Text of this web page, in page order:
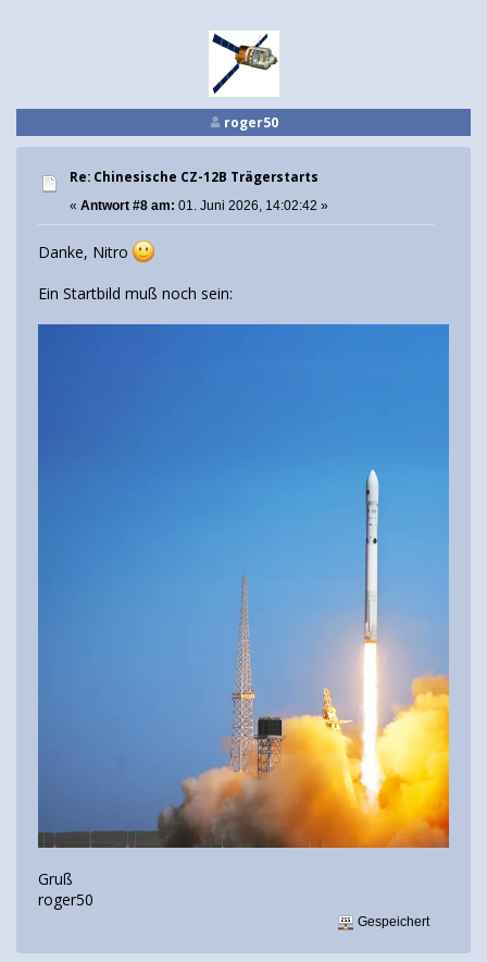
roger50
Re: Chinesische CZ-12B Trägerstarts
« Antwort #8 am: 01. Juni 2026, 14:02:42 »
Danke, Nitro
Ein Startbild muß noch sein:
Gruß
roger50
Gespeichert